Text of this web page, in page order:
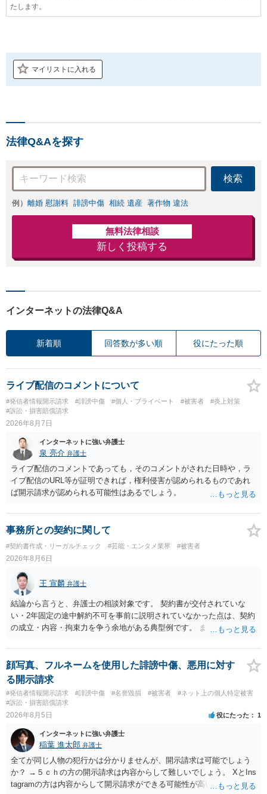
たします。
マイリストに入れる
法律Q&Aを探す
検索
例） 離婚 慰謝料 誹謗中傷 相続 遺産 著作物 違法
無料法律相談
新しく投稿する
インターネットの法律Q&A
新着順 回答数が多い順 役にたった順
ライブ配信のコメントについて
#発信者情報開示請求 #誹謗中傷 #個人・プライベート #被害者
#炎上対策
#訴訟・損害賠償請求
2026年8月7日
インターネットに強い弁護士
泉 亮介 弁護士
ライブ配信のコメントであっても，そのコメントがされた日時や，ラ
イブ配信のURL等が証明できれば，権利侵害が認められるものであれ
ば開示請求が認められる可能性はあるでしょう。
事務所との契約に関して
#契約書作成・リーガルチェック #芸能・エンタメ業界 #被害者
2026年8月6日
王 宣麟 弁護士
結論から言うと、弁護士の相談対象です。 契約書が交付されていな
い・2年固定の途中解約不可を事前に説明されていなかった点は、契約
の成立・内容・拘束力を争う余地がある典型例です。 まずは、運営と
みてはいかがでしょうか。 また同時並行で（もしまだされていないの
であれば）書面で退所意思の明確化はしておくべきだと考えます。
顔写真、フルネームを使用した誹謗中傷、悪用に対す
る開示請求
#発信者情報開示請求 #誹謗中傷 #名誉毀損 #被害者
#ネット上の個人特定被害
#訴訟・損害賠償請求
2026年8月5日 役にたった 1
インターネットに強い弁護士
稲葉 進太郎 弁護士
全てが同じ人物の犯行かは分かりませんが、開示請求は可能でしょう
か？ →５ｃｈの方の開示請求は内容からして難しいでしょう。 XとIns
tagramの方は内容からして開示請求ができる可能性が高いでしょう。